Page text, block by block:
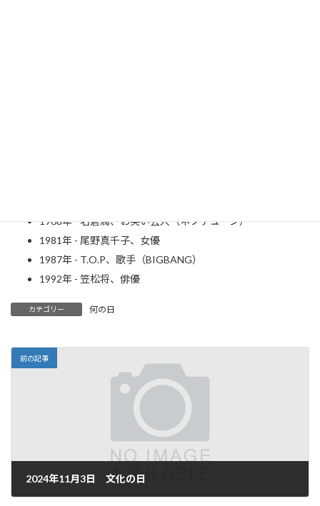
1968年 - 名倉潤、お笑い芸人（ネプチューン）
1981年 - 尾野真千子、女優
1987年 - T.O.P、歌手（BIGBANG）
1992年 - 笠松将、俳優
カテゴリー 何の日
前の記事
2024年11月3日 文化の日